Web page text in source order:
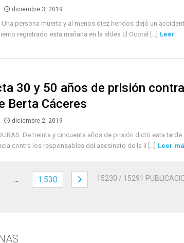
diciembre 3, 2019
Una persona muerta y al menos diez heridos dejó un
registrado esta mañana en la aldea El Ocotal [...] Leer
30 y 50 años de prisión contra
Berta Cáceres
diciembre 2, 2019
De treinta y cincuenta años de prisión dictó esta tarde
contra los responsables del asesinato de la li [...]
Leer
… 1.530 15230 / 15291